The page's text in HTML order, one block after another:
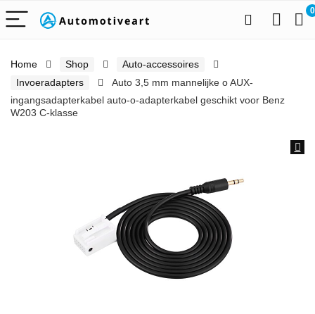
0
Home Shop
Auto-accessoires
Invoeradapters
Auto 3,5 mm mannelijke o AUX-
ingangsadapterkabel auto-o-adapterkabel geschikt voor Benz
W203 C-klasse